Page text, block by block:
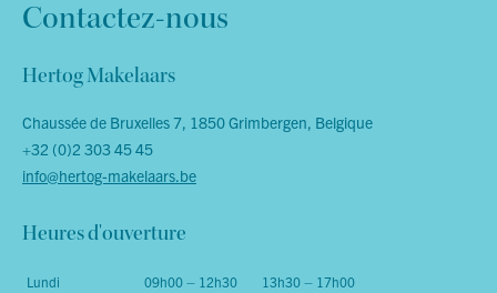
Contactez-nous
Hertog Makelaars
Chaussée de Bruxelles 7, 1850 Grimbergen, Belgique
+32 (0)2 303 45 45
info@hertog-makelaars.be
Heures d'ouverture
Lundi 09h00 – 12h30
13h30 – 17h00